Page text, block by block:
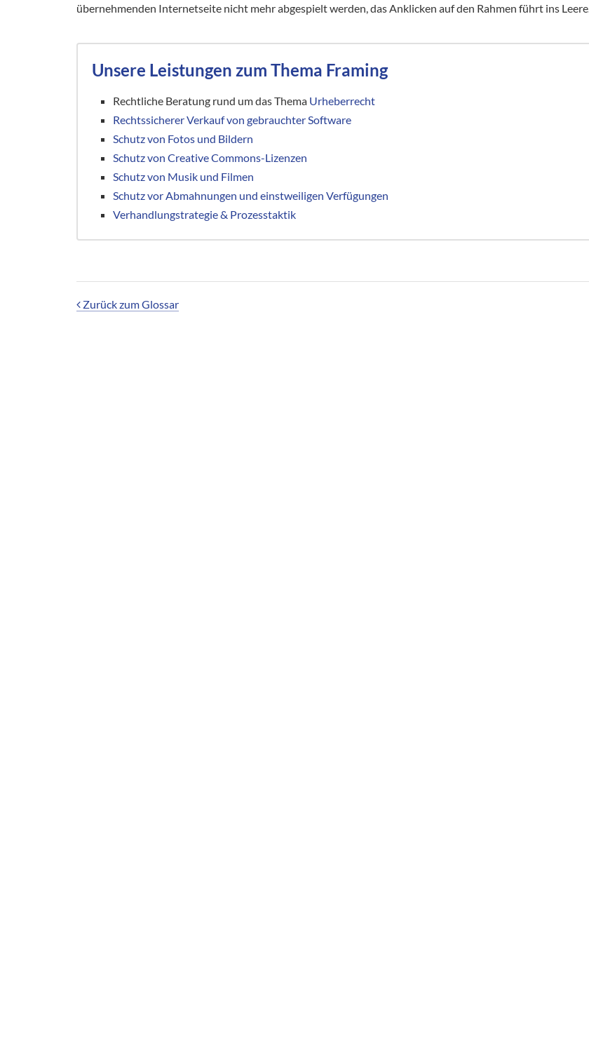
übernehmenden Internetseite nicht mehr abgespielt werden, das Anklicken auf den Rahmen führt ins Leere.
Unsere Leistungen zum Thema Framing
Rechtliche Beratung rund um das Thema Urheberrecht
Rechtssicherer Verkauf von gebrauchter Software
Schutz von Fotos und Bildern
Schutz von Creative Commons-Lizenzen
Schutz von Musik und Filmen
Schutz vor Abmahnungen und einstweiligen Verfügungen
Verhandlungstrategie & Prozesstaktik
Zurück zum Glossar